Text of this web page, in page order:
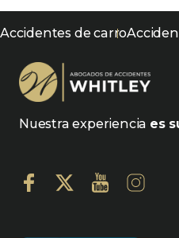
Accidentes de carro
Nuestra experiencia es